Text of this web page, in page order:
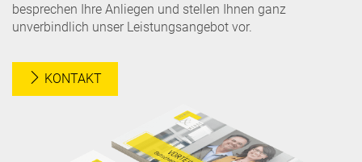
besprechen Ihre Anliegen und stellen Ihnen ganz
unverbindlich unser Leistungsangebot vor.
KONTAKT